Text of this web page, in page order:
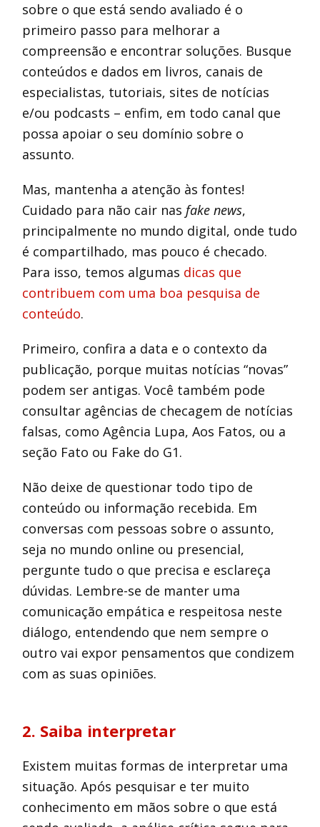
sobre o que está sendo avaliado é o
primeiro passo para melhorar a
compreensão e encontrar soluções. Busque
conteúdos e dados em livros, canais de
especialistas, tutoriais, sites de notícias
e/ou podcasts – enfim, em todo canal que
possa apoiar o seu domínio sobre o
assunto.
Mas, mantenha a atenção às fontes!
Cuidado para não cair nasfake news,
principalmente no mundo digital, onde tudo
é compartilhado, mas pouco é checado.
Para isso, temos algumas dicas que
contribuem com uma boa pesquisa de
conteúdo.
Primeiro, confira a data e o contexto da
publicação, porque muitas notícias “novas”
podem ser antigas. Você também pode
consultar agências de checagem de notícias
falsas, como Agência Lupa, Aos Fatos, ou a
seção Fato ou Fake do G1.
Não deixe de questionar todo tipo de
conteúdo ou informação recebida. Em
conversas com pessoas sobre o assunto,
seja no mundo online ou presencial,
pergunte tudo o que precisa e esclareça
dúvidas. Lembre-se de manter uma
comunicação empática e respeitosa neste
diálogo, entendendo que nem sempre o
outro vai expor pensamentos que condizem
com as suas opiniões.
2. Saiba interpretar
Existem muitas formas de interpretar uma
situação. Após pesquisar e ter muito
conhecimento em mãos sobre o que está